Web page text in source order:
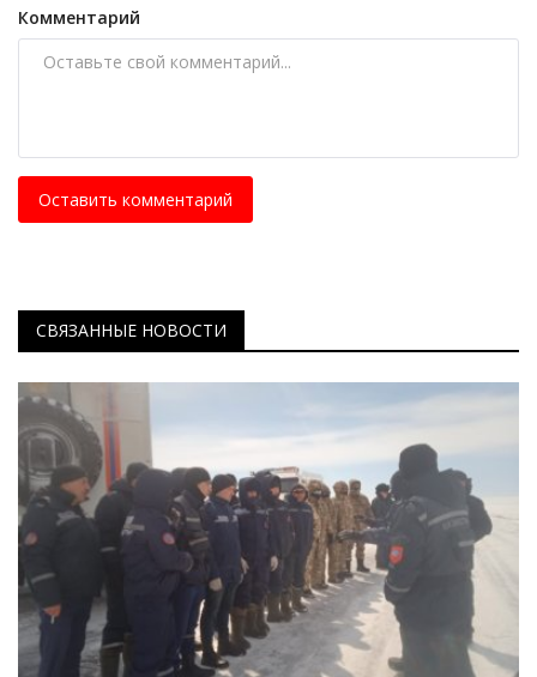
Комментарий
Оставить комментарий
СВЯЗАННЫЕ НОВОСТИ